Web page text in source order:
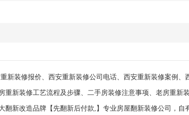
新装修报价、西安重新装修公司电话、西安重新装修案例、
重新装修工艺流程及步骤、二手房装修注意事项、老房重新
翻新改造品牌【先翻新后付款,】专业房屋翻新装修公司，自